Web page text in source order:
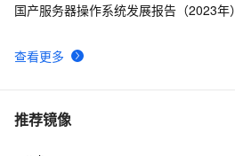
查看更多
国产服务器操作系统发展报告（2023年）
推荐镜像